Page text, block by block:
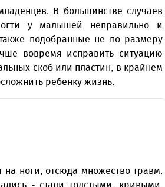
В большинстве случаев
у малышей неправильно и
подобранные не по размеру
вовремя исправить ситуацию
скоб или пластин, в крайнем
ребенку жизнь.
на ноги, отсюда множество травм.